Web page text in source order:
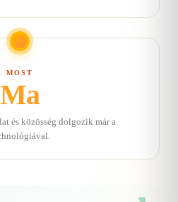
MOST
Ma
és közösség dolgozik már a